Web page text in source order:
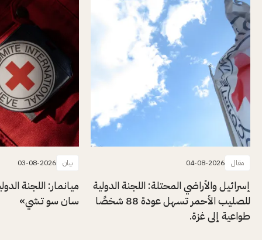
مقال 04-08-2026
إسرائيل والأراضي المحتلة: اللجنة الدولية
للصليب الأحمر تسهل عودة 88 شخصًا
طواعية إلى غزة.
بيان 03-08-2026
ميانمار: اللجنة
سان سو تشي»